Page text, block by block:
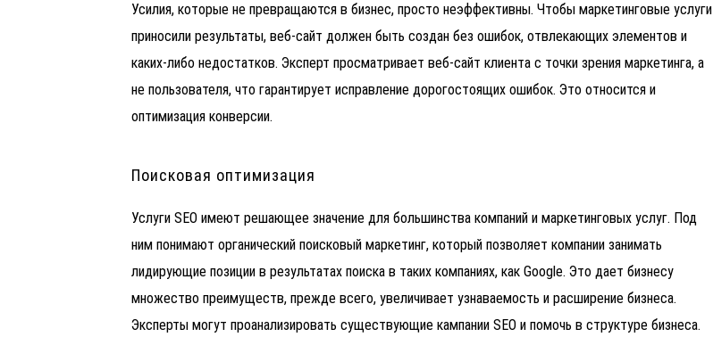
Усилия, которые не превращаются в бизнес, просто неэффективны. Чтобы маркетинговые услуги
приносили результаты, веб-сайт должен быть создан без ошибок, отвлекающих элементов и
каких-либо недостатков. Эксперт просматривает веб-сайт клиента с точки зрения маркетинга, а
не пользователя, что гарантирует исправление дорогостоящих ошибок. Это относится и
оптимизация конверсии.
Поисковая оптимизация
Услуги SEO имеют решающее значение для большинства компаний и маркетинговых услуг. Под
ним понимают органический поисковый маркетинг, который позволяет компании занимать
лидирующие позиции в результатах поиска в таких компаниях, как Google. Это дает бизнесу
множество преимуществ, прежде всего, увеличивает узнаваемость и расширение бизнеса.
Эксперты могут проанализировать существующие кампании SEO и помочь в структуре бизнеса.